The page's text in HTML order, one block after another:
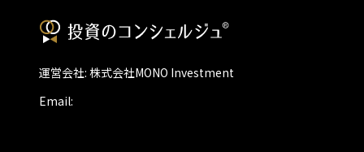
運営会社: 株式会社MONO Investment
Email: